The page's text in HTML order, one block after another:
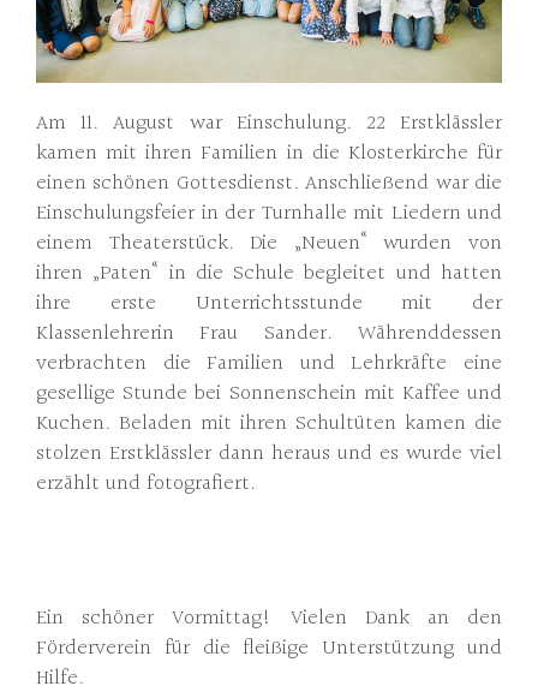
Am 11. August war Einschulung. 22 Erstklässler
kamen mit ihren Familien in die Klosterkirche für
einen schönen Gottesdienst. Anschließend war die
Einschulungsfeier in der Turnhalle mit Liedern und
einem Theaterstück. Die „Neuen“ wurden von
ihren „Paten“ in die Schule begleitet und hatten
ihre erste Unterrichtsstunde mit der
Klassenlehrerin Frau Sander. Währenddessen
verbrachten die Familien und Lehrkräfte eine
gesellige Stunde bei Sonnenschein mit Kaffee und
Kuchen. Beladen mit ihren Schultüten kamen die
stolzen Erstklässler dann heraus und es wurde viel
erzählt und fotografiert.
Ein schöner Vormittag! Vielen Dank an den
Förderverein für die fleißige Unterstützung und
Hilfe.